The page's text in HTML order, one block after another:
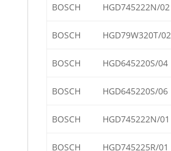
BOSCH HGD745222N/02
BOSCH HGD79W320T/02
BOSCH HGD645220S/04
BOSCH HGD645220S/06
BOSCH HGD745222N/01
BOSCH HGD745225R/01